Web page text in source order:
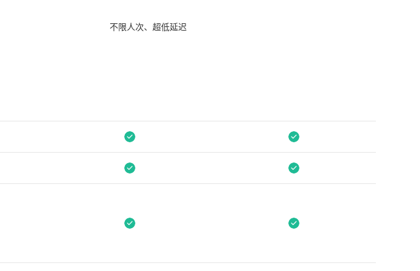
不限人次、超低延迟